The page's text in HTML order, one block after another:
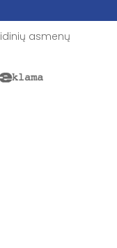
asmenų